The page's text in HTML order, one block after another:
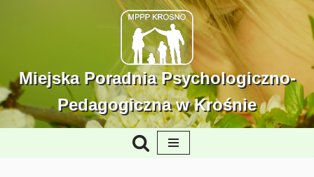
treści
Miejska Poradnia Psychologiczno-
Pedagogiczna w Krośnie